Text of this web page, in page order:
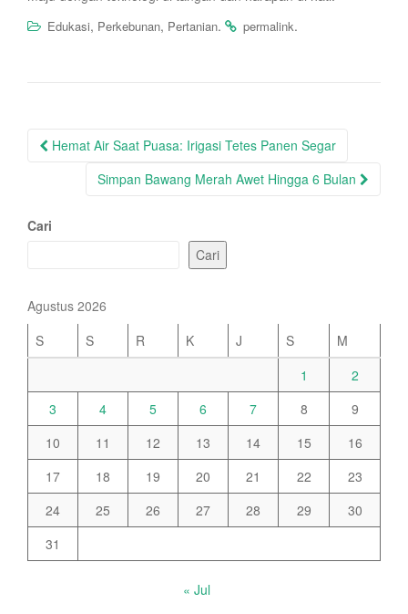
Edukasi, Perkebunan, Pertanian. permalink.
Post
navigation
Hemat Air Saat Puasa: Irigasi Tetes Panen Segar
Simpan Bawang Merah Awet Hingga 6 Bulan
Cari
Cari
Agustus 2026
S
S R K J S
M
1
2
3
4 5 6 7 8
9
10
11 12 13 14 15
16
17
18 19 20 21 22
23
24
25 26 27 28 29
30
31
« Jul